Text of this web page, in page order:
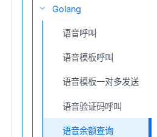
Golang
语音呼叫
语音模板呼叫
语音模板一对多发送
语音验证码呼叫
语音余额查询